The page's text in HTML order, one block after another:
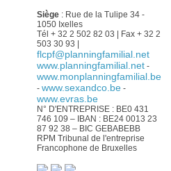
Siège: Rue de la Tulipe 34 -
1050 Ixelles
Tél + 32 2 502 82 03 | Fax + 32 2
503 30 93 |
flcpf@planningfamilial.net
www.planningfamilial.net-
www.monplanningfamilial.be
- www.sexandco.be-
www.evras.be
N° D'ENTREPRISE : BE0 431
746 109 – IBAN : BE24 0013 23
87 92 38 – BIC GEBABEBB
RPM Tribunal de l'entreprise
Francophone de Bruxelles